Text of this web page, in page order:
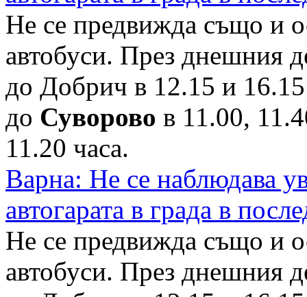
Не се предвижда също и
автобуси. През днешния
до Добрич в 12.15 и
до Суворово в 11.00,
11.20 часа.
Варна: Не се наблюдава
автогарата в града в
Не се предвижда също и
автобуси. През днешния